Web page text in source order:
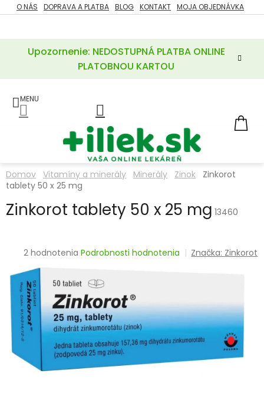
Prejsť
na
Upozornenie: NEDOSTUPNÁ PLATBA ONLINE
PLATOBNOU KARTOU
O NÁS DOPRAVA A PLATBA BLOG KONTAKT MOJA OBJEDNÁVKA
ZĽAVY
POTREBY
A
LIEKY
VITAMÍNY
MINERÁLY
TRÁVENIE
EROTIKA
BOLESŤ
DERMATOLÓGIA
Domov Vitamíny a minerály Minerály Zinok
Zinkorot
tablety 50 x 25 mg
Zinkorot tablety 50 x 25 mg 13460
Priemerné
produktu
je
5,0
z
5
hviezdičiek.
2 hodnotenia Podrobnosti hodnotenia Značka: Zinkorot